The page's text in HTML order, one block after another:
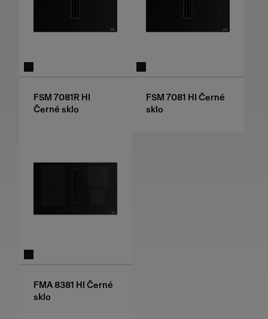
FSM 7081R HI
Černé sklo
FSM 7081 HI Černé
sklo
FMA 8381 HI Černé
sklo